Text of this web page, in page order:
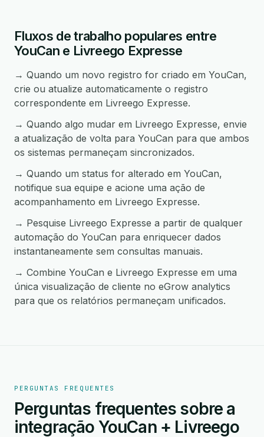
Fluxos de trabalho populares entre
YouCan e Livreego Expresse
→ Quando um novo registro for criado em YouCan,
crie ou atualize automaticamente o registro
correspondente em Livreego Expresse.
→ Quando algo mudar em Livreego Expresse, envie
a atualização de volta para YouCan para que ambos
os sistemas permaneçam sincronizados.
→ Quando um status for alterado em YouCan,
notifique sua equipe e acione uma ação de
acompanhamento em Livreego Expresse.
→ Pesquise Livreego Expresse a partir de qualquer
automação do YouCan para enriquecer dados
instantaneamente sem consultas manuais.
→ Combine YouCan e Livreego Expresse em uma
única visualização de cliente no eGrow analytics
para que os relatórios permaneçam unificados.
PERGUNTAS FREQUENTES
Perguntas frequentes sobre a
integração YouCan + Livreego